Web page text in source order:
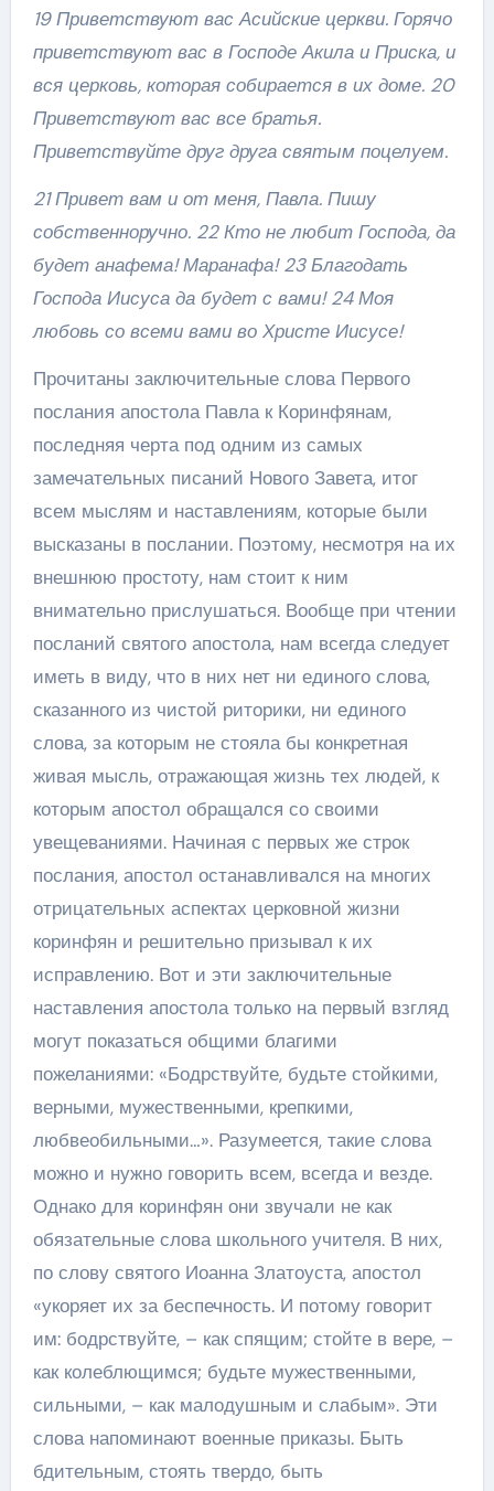
19 Приветствуют вас Асийские церкви. Горячо
приветствуют вас в Господе Акила и Приска, и
вся церковь, которая собирается в их доме. 20
Приветствуют вас все братья.
Приветствуйте друг друга святым поцелуем.
21 Привет вам и от меня, Павла. Пишу
собственноручно. 22 Кто не любит Господа, да
будет анафема! Маранафа! 23 Благодать
Господа Иисуса да будет с вами! 24 Моя
любовь со всеми вами во Христе Иисусе!
Прочитаны заключительные слова Первого
послания апостола Павла к Коринфянам,
последняя черта под одним из самых
замечательных писаний Нового Завета, итог
всем мыслям и наставлениям, которые были
высказаны в послании. Поэтому, несмотря на их
внешнюю простоту, нам стоит к ним
внимательно прислушаться. Вообще при чтении
посланий святого апостола, нам всегда следует
иметь в виду, что в них нет ни единого слова,
сказанного из чистой риторики, ни единого
слова, за которым не стояла бы конкретная
живая мысль, отражающая жизнь тех людей, к
которым апостол обращался со своими
увещеваниями. Начиная с первых же строк
послания, апостол останавливался на многих
отрицательных аспектах церковной жизни
коринфян и решительно призывал к их
исправлению. Вот и эти заключительные
наставления апостола только на первый взгляд
могут показаться общими благими
пожеланиями: «Бодрствуйте, будьте стойкими,
верными, мужественными, крепкими,
любвеобильными…». Разумеется, такие слова
можно и нужно говорить всем, всегда и везде.
Однако для коринфян они звучали не как
обязательные слова школьного учителя. В них,
по слову святого Иоанна Златоуста, апостол
«укоряет их за беспечность. И потому говорит
им: бодрствуйте, – как спящим; стойте в вере, –
как колеблющимся; будьте мужественными,
сильными, – как малодушным и слабым». Эти
слова напоминают военные приказы. Быть
бдительным, стоять твердо, быть